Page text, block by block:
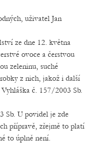
uživatel Jan
ze dne 12. května
ovoce a čerstvou
zeleninu, suché
z nich, jakož i další
č. 157/2003 Sb.
Sb. U povidel je zde
přípravě, zřejmě to platí
to úplně není.